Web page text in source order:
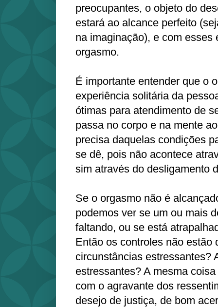
preocupantes, o objeto do
estará ao alcance perfeito
na imaginação), e com esses
orgasmo.
É importante entender que o
experiência solitária da
ótimas para atendimento de
passa no corpo e na mente
precisa daquelas condições
se dê, pois não acontece
sim através do desligamento
Se o orgasmo não é
podemos ver se um ou mais
faltando, ou se está
Então os controles não estão
circunstâncias estressantes?
estressantes? A mesma
com o agravante dos
desejo de justiça, de bom